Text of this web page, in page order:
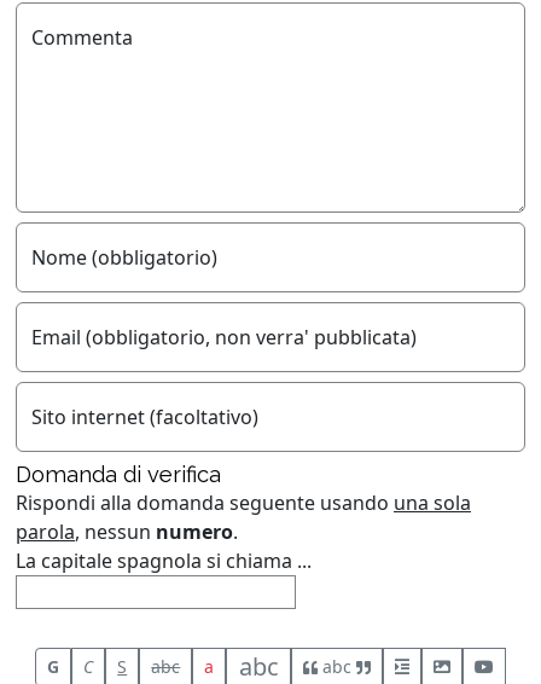
Commenta
Nome (obbligatorio)
Email (obbligatorio, non verra' pubblicata)
Sito internet (facoltativo)
Domanda di verifica
Rispondi alla domanda seguente usando una sola
parola, nessun numero.
La capitale spagnola si chiama ...
G C S abc a abc
abc